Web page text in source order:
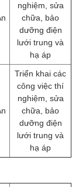
nghiệm, sửa
chữa, ​bảo
dưỡng điện
lưới trung và
hạ áp
Triển khai các
công việc thí
nghiệm, sửa
chữa, ​bảo
dưỡng điện
lưới trung và
hạ áp